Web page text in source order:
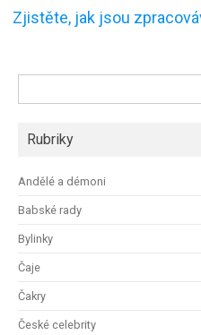
Zjistěte, jak jsou
Rubriky
Andělé a démoni
Babské rady
Bylinky
Čaje
Čakry
České celebrity